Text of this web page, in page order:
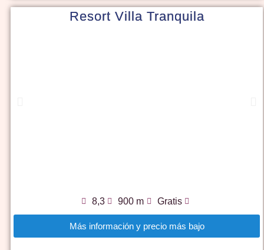
Resort Villa Tranquila
8,3 900 m Gratis
Más información y precio más bajo